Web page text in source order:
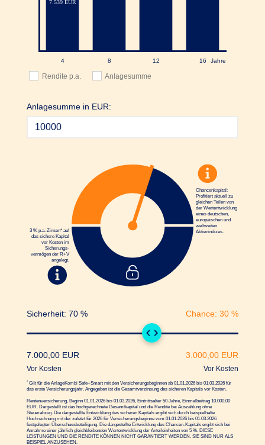
Rendite p.a. Anlagesumme
Anlagesumme in EUR:
3 % p.a. Zinsen* auf
das sichere Kapital
vor Kosten im
Sicherungs­
vermögen der R+V
angelegt.
Chancenkapital:
Profitiert aktuell zu
gleichen Teilen von
der Wertentwicklung
eines deutschen,
europäischen und
weltweiten
Aktienindizes.
Sicherheit: 70 % Chance: 30 %
7.000,00 EUR
Vor Kosten
3.000,00 EUR
Vor Kosten
* Gilt für die AnlageKombi Safe+Smart mit den Versicherungs­beginnen ab 01.01.2026 bis 01.03.2026 für
das erste Versicherungs­jahr. Angegeben ist die Gesamt­verzinsung des sicheren Kapitals vor Kosten.
Rentenversicherung, Beginn 01.01.2026 bis 01.03.2026, Eintrittsalter 50 Jahre, Einmalbeitrag 10.000,00
EUR. Dargestellt ist das hochgerechnete Gesamtkapital und die Rendite bei Auszahlung ohne
Steuerabzug. Die dargestellte Entwicklung des sicheren Kapitals ergibt sich durch beispielhafte
Hochrechnung mit der zuletzt für 2026 für Versicherungsbeginne vom 01.01.2026 bis 01.03.2026
festgelegten Überschussbeteiligung. Die dargestellte Entwicklung des Chancen-Kapitals ergibt sich bei
Annahme einer jährlich gleichbleibenden Wertentwicklung der Anteileinheiten von 5 %. DIESE
LEISTUNGEN UND DIE RENDITE KÖNNEN NICHT GARANTIERT WERDEN. SIE SIND NUR ALS
BEISPIEL ANZUSEHEN.